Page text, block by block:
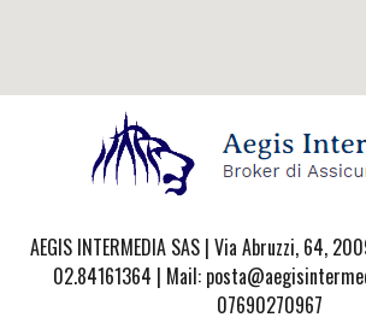
AEGIS INTERMEDIA SAS | Via Abruzzi, 64,
02.84161364 | Mail:
07690270967